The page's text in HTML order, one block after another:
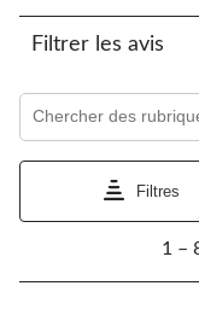
1
Cette
action
ouvrira
le
formulaire
2
Cette
action
ouvrira
le
Filtrer les avis
Filtres
8
1 –